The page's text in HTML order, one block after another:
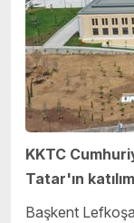
KKTC
Tatar'ın
Başkent